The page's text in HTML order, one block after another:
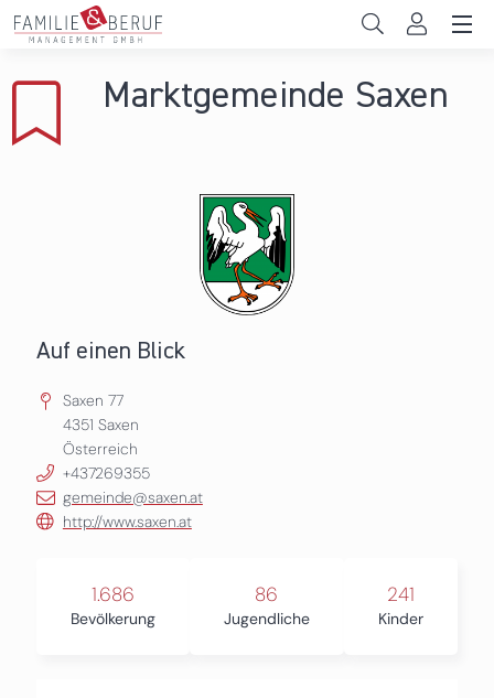
Direkt zum Inhalt
Gemeinden
Marktgemeinde Saxen
Auf einen Blick
Saxen 77
4351 Saxen
Österreich
+437269355
gemeinde@saxen.at
http://www.saxen.at
1.686
Bevölkerung
86
Jugendliche
241
Kinder